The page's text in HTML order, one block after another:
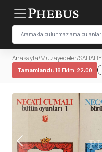
Anasayfa/Müzayedeler/
Tamamlandı: 18 Ekim, 22:00